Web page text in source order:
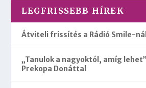
LEGFRISSEBB HÍREK
Átviteli frissítés a Rádió Smile-nál
„Tanulok a nagyoktól, amíg
Prekopa Donáttal